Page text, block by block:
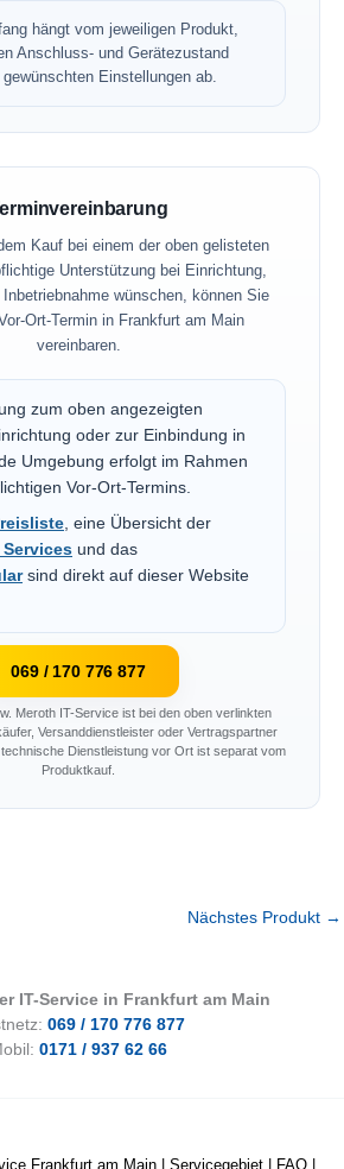
hängt vom jeweiligen Produkt,
Anschluss- und Gerätezustand
Einstellungen ab.
Kauf bei einem der oben gelisteten
Unterstützung bei Einrichtung,
Inbetriebnahme wünschen, können Sie
Ort-Termin in Frankfurt am Main
vereinbaren.
zum oben angezeigten
oder zur Einbindung in
Umgebung erfolgt im Rahmen
Vor-Ort-Termins.
, eine Übersicht der
und das
sind direkt auf dieser Website
069 / 170 776 877
Meroth IT-Service ist bei den oben verlinkten
Versanddienstleister oder Vertragspartner
Dienstleistung vor Ort ist separat vom
Produktkauf.
Nächstes Produkt →
IT-Service in Frankfurt am Main
069 / 170 776 877
0171 / 937 62 66
Frankfurt am Main Servicegebiet FAQ